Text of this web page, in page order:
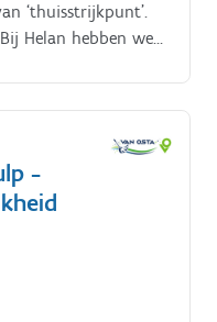
‘thuisstrijkpunt’.
Helan hebben we
-